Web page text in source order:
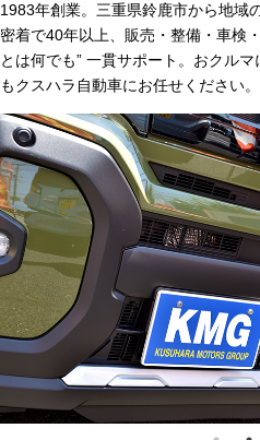
1983年創業。三重県鈴鹿市から地域
密着で40年以上、販売・整備・車検
とは何でも” 一貫サポート。おクル
もクスハラ自動車にお任せください。